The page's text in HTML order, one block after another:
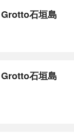
石垣島
石垣島